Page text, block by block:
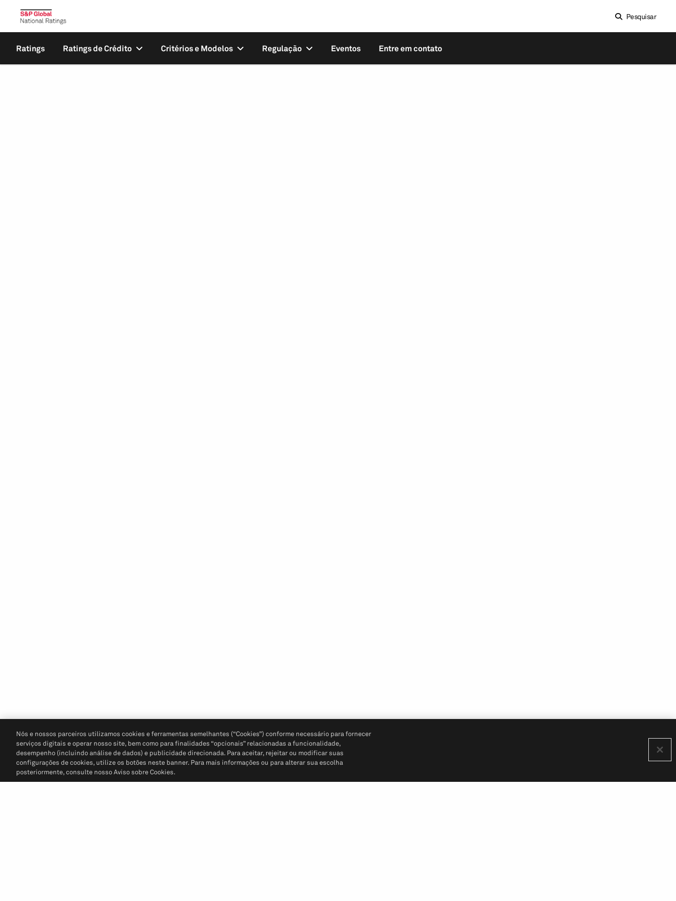
Pesquisar
Ratings Ratings de Crédito Critérios e Modelos Regulação Eventos Entre em contato
Nós e nossos parceiros utilizamos cookies e ferramentas semelhantes (“Cookies”) conforme necessário para fornecer
serviços digitais e operar nosso site, bem como para finalidades “opcionais” relacionadas a funcionalidade,
desempenho (incluindo análise de dados) e publicidade direcionada. Para aceitar, rejeitar ou modificar suas
configurações de cookies, utilize os botões neste banner. Para mais informações ou para alterar sua escolha
posteriormente, consulte nosso Aviso sobre Cookies.